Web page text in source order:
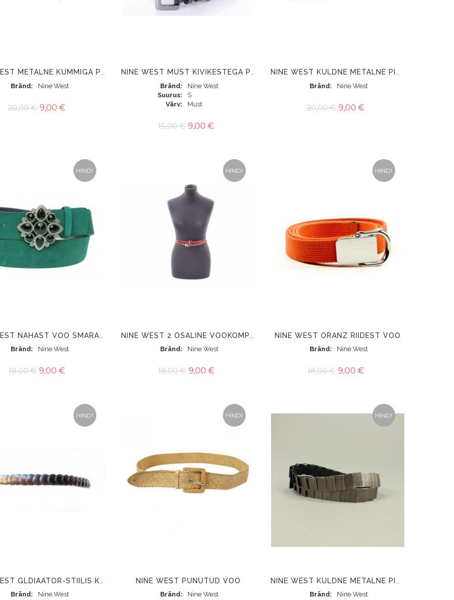
NINE WEST METALNE KUMMIGA PIHAVÖÖ
Bränd
Nine West
20,00 € 9,00 €
NINE WEST MUST KIVIKESTEGA PÜKSIVÖÖ
Bränd
Nine West
Suurus
S
Värv
Must
15,00 € 9,00 €
NINE WEST KULDNE METALNE PIHAVÖÖ KUMMIGA
Bränd
Nine West
20,00 € 9,00 €
HIND!
NINE WEST NAHAST VÖÖ SMARAGDROHELINE
Bränd
Nine West
18,00 € 9,00 €
HIND!
NINE WEST 2 OSALINE VÖÖKOMPLEKT
Bränd
Nine West
18,00 € 9,00 €
HIND!
NINE WEST ORANZ RIIDEST VÖÖ
Bränd Nine West
18,00 € 9,00 €
HIND!
Bränd
Nine West
HIND!
NINE WEST PUNUTUD VÖÖ
Bränd
Nine West
HIND!
Bränd
Nine West